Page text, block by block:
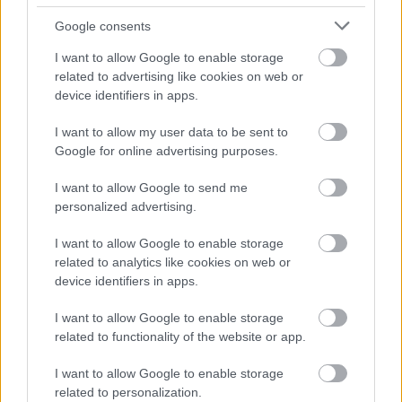
Google consents
I want to allow Google to enable storage
related to advertising like cookies on web or
device identifiers in apps.
I want to allow my user data to be sent to
Google for online advertising purposes.
I want to allow Google to send me
personalized advertising.
I want to allow Google to enable storage
related to analytics like cookies on web or
device identifiers in apps.
I want to allow Google to enable storage
related to functionality of the website or app.
I want to allow Google to enable storage
related to personalization.
Mert ugye a játékos igazából a pénztárcájával
szavaz. A heti játékeladási toplistánkat egy
újonnan érkező cím hódította meg, de jövő
héten újabb trónfosztásra számítunk.
Unmute Loaded
80.09%
Múlt héten írtunk arról, hogy a
játékvásárlás boldogabbá
, úgyhogy ünnepeljük most együtt a fogyasztói
társadalmat a heti játékeladási toplistánkkal.
Azaz az angolokéval, de ez most mindegy is. A
csecsemők és medencék nélkül, ámde
érkező The Sims 4 az első helyen nyitott a Uk
Charts-on, letaszítva onnan a
Metro Redux-ot. A 4A